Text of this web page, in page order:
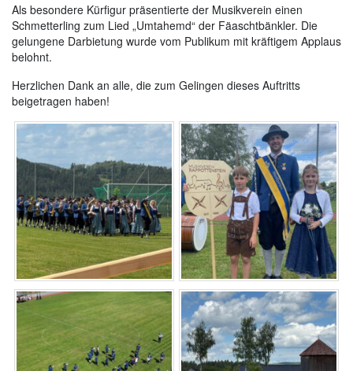
Als besondere Kürfigur präsentierte der Musikverein einen
Schmetterling zum Lied „Umtahemd“ der Fäaschtbänkler. Die
gelungene Darbietung wurde vom Publikum mit kräftigem Applaus
belohnt.
Herzlichen Dank an alle, die zum Gelingen dieses Auftritts
beigetragen haben!